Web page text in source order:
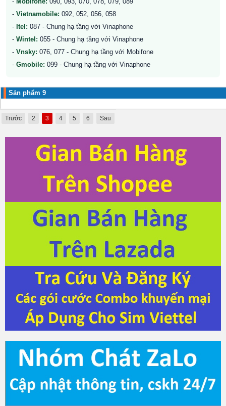
- Vietnamobile: 092, 052, 056, 058
- Itel: 087 - Chung hạ tầng với Vinaphone
- Wintel: 055 - Chung hạ tầng với Vinaphone
- Vnsky: 076, 077 - Chung hạ tầng với Mobifone
- Gmobile: 099 - Chung hạ tầng với Vinaphone
Sản phẩm 9
Trước 2 3 4 5 6 Sau